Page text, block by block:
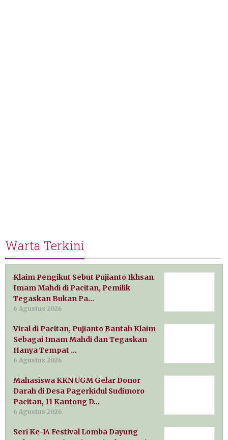
Warta Terkini
Klaim Pengikut Sebut Pujianto Ikhsan
Imam Mahdi di Pacitan, Pemilik
Tegaskan Bukan Pa…
6 Agustus 2026
Viral di Pacitan, Pujianto Bantah Klaim
Sebagai Imam Mahdi dan Tegaskan
Hanya Tempat …
6 Agustus 2026
Mahasiswa KKN UGM Gelar Donor
Darah di Desa Pagerkidul Sudimoro
Pacitan, 11 Kantong D…
6 Agustus 2026
Seri Ke-14 Festival Lomba Dayung